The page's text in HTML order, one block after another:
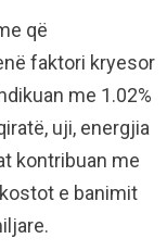
që
faktori kryesor
me 1.02%
uji, energjia
kontribuan me
e banimit